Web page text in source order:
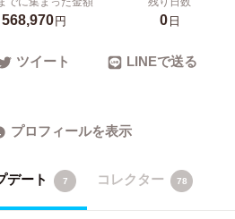
568,970円 0日
ツイート LINEで送る
プロフィールを表示
デート 7 コレクター 78